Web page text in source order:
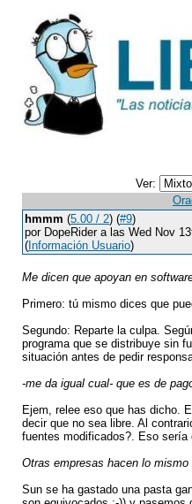
Ver:
hmmm (5.00 / 2) (#9)
por DopeRider a las Wed Nov
( Información Usuario)
Me dicen que apoyan en
Primero: tú mismo dices que
Segundo: Reparte la culpa.
programa que se distribuye sin
situación antes de pedir
-me da igual cual- que es de
Ejem, relee eso que has dicho.
decir que no sea libre. Al
fuentes modificados?. Eso sería
Otras empresas hacen lo
Sun se ha gastado una pasta